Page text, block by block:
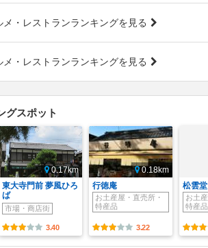
メ・レストランランキングを見る
メ・レストランランキングを見る
グスポット
0.17km
東大寺門前 夢風ひろ
ば
市場・商店街
3.40
0.18km
行徳庵
お土産屋・直売所・
特産品
3.22
松雲堂
お土
特産品